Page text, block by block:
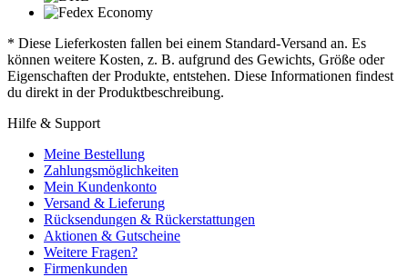
* Diese Lieferkosten fallen bei einem Standard-Versand an. Es
können weitere Kosten, z. B. aufgrund des Gewichts, Größe oder
Eigenschaften der Produkte, entstehen. Diese Informationen findest
du direkt in der Produktbeschreibung.
Hilfe & Support
Meine Bestellung
Zahlungsmöglichkeiten
Mein Kundenkonto
Versand & Lieferung
Rücksendungen & Rückerstattungen
Aktionen & Gutscheine
Weitere Fragen?
Firmenkunden